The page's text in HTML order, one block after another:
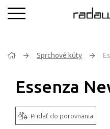
Sprchové kúty
Essenza
Pridať do porovnania